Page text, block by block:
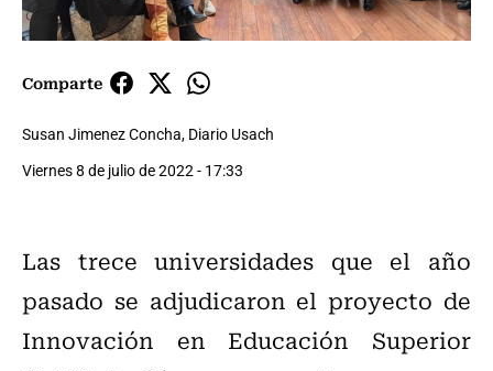
Comparte
Susan Jimenez Concha, Diario Usach
Viernes 8 de julio de 2022 - 17:33
Las trece universidades que el año
pasado se adjudicaron el proyecto de
Innovación en Educación Superior